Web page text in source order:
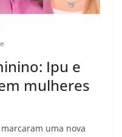
Ipu e
mulheres
uma nova